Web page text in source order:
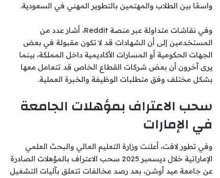
واسعًا بين الطلاب والمهتمين بالتطوير المهني في السعودية.
وفي نقاشات متداولة عبر منصة Reddit، أشار عدد من
المستخدمين إلى أن الشهادات قد لا تكون مقبولة في بعض
الجهات الحكومية أو المسارات الأكاديمية داخل المملكة، بينما
يرى آخرون أن بعض شركات القطاع الخاص قد تتعامل معها
بشكل مختلف وفق متطلبات الوظيفة والخبرة العملية.
سحب الاعتراف بمؤهلات الجامعة
في الإمارات
وفي تطور لافت، أعلنت وزارة التعليم العالي والبحث العلمي
الإماراتية
خلال ديسمبر 2025 سحب الاعتراف بالمؤهلات الصادرة
عن جامعة ميد أوشن، بعد رصد مخالفات تتعلق بآليات التشغيل